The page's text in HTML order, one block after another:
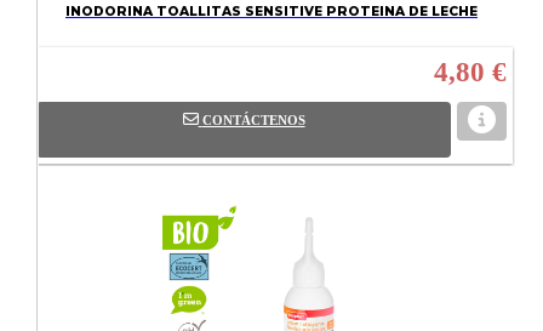
INODORINA TOALLITAS SENSITIVE PROTEINA DE LECHE
4,80 €
CONTÁCTENOS